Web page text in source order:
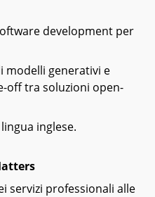
development per
modelli generativi e
off tra soluzioni open-
inglese.
servizi professionali alle